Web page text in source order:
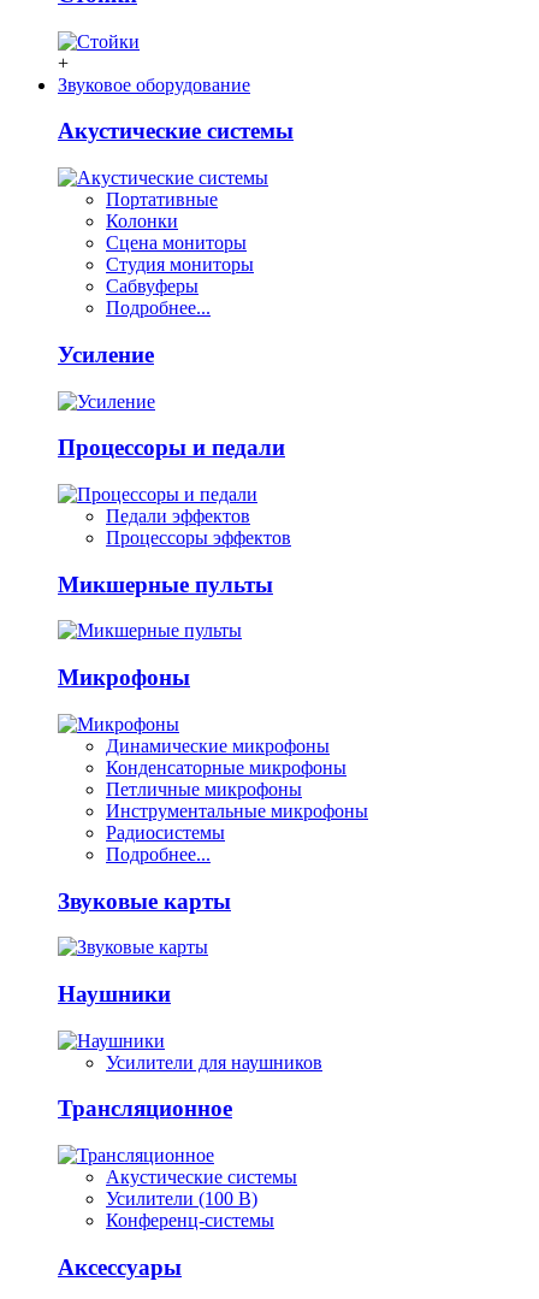
+
Звуковое оборудование
Акустические системы
Портативные
Колонки
Сцена мониторы
Студия мониторы
Сабвуферы
Подробнее...
Усиление
Процессоры и педали
Педали эффектов
Процессоры эффектов
Микшерные пульты
Микрофоны
Динамические микрофоны
Конденсаторные микрофоны
Петличные микрофоны
Инструментальные микрофоны
Радиосистемы
Подробнее...
Звуковые карты
Наушники
Усилители для наушников
Трансляционное
Акустические системы
Усилители (100 В)
Конференц-системы
Аксессуары